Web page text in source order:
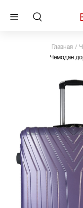
Главная
Чемодан